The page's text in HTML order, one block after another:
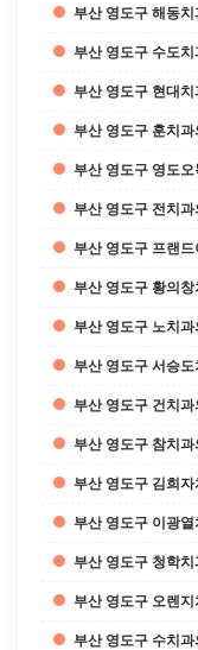
부산 영도구 해동치
부산 영도구 수도치
부산 영도구 현대치
부산 영도구 훈치과
부산 영도구 영도
부산 영도구 전치과
부산 영도구 프랜
부산 영도구 황의
부산 영도구 노치과
부산 영도구 서승
부산 영도구 건치과
부산 영도구 참치과
부산 영도구 김희
부산 영도구 이광
부산 영도구 청학치
부산 영도구 오렌
부산 영도구 수치과